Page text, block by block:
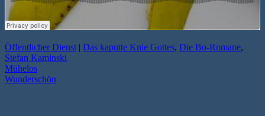
Öffentlicher Dienst | Das kaputte Knie Gottes, Die Bo-Romane,
Stefan Kaminski
Mühelos
Wunderschön